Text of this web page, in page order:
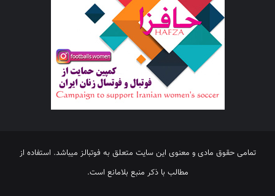
تمامی حقوق مادی و معنوی این سایت متعلق به فوتبالز میباشد. استفاده از
مطالب با ذکر منبع بلامانع است.